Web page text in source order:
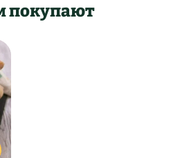
покупают